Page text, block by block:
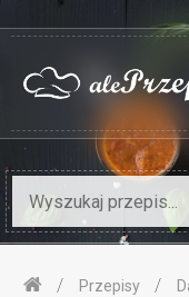
Przepisy